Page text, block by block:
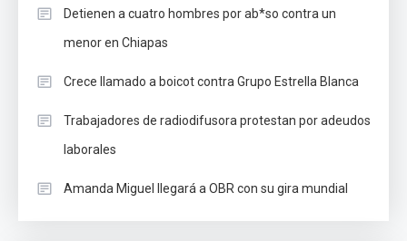
Detienen a cuatro hombres por ab*so contra un
menor en Chiapas
Crece llamado a boicot contra Grupo Estrella Blanca
Trabajadores de radiodifusora protestan por adeudos
laborales
Amanda Miguel llegará a OBR con su gira mundial